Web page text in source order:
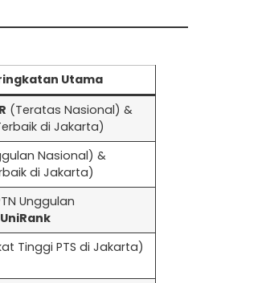
Utama
(Teratas Nasional) &
di Jakarta)
Nasional) &
di Jakarta)
Unggulan
UniRank
Tinggi PTS di Jakarta)